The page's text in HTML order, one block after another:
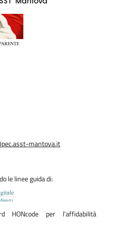
mantova.it
le linee guida di:
HONcode per l'affidabilità